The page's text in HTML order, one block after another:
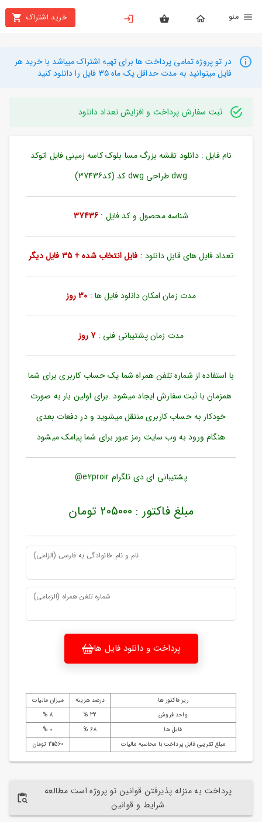
خرید اشتراک
بستن
محصولات
تهیه
راهنما
دانلود
ورود
به
بازیابی
رمز
مندی
ها
در تو پروژه تمامی پرداخت ها برای تهیه اشتراک میباشد با خرید هر
فایل میتوانید به مدت حداقل یک ماه 35 فایل را دانلود کنید
ثبت سفارش پرداخت و افزایش تعداد دانلود
نام فایل : دانلود نقشه بزرگ مسا بلوک کاسه زمینی فایل اتوکد
dwg طراحی dwg کد (کد37436)
شناسه محصول و کد فایل : 37436
تعداد فایل های قابل دانلود : فایل انتخاب شده + 35 فایل دیگر
مدت زمان امکان دانلود فایل ها : 30 روز
مدت زمان پشتیبانی فنی :7 روز
با استفاده از شماره تلفن همراه شما یک حساب کاربری برای شما
همزمان با ثبت سفارش ایجاد میشود .برای اولین بار به صورت
خودکار به حساب کاربری منتقل میشوید و در دفعات بعدی
هنگام ورود به وب سایت رمز عبور برای شما پیامک میشود
پشتیبانی ای دی تلگرام e2proir@
مبلغ فاکتور : 205000 تومان
نام و نام خانوادگی به فارسی (الزامی)
شماره تلفن همراه (الزمامی)
پرداخت و دانلود فایل ها
ریز فاکتور ها درصد هزینه
میزان مالیات
واحد فروش
32 %
8 %
فایل ها
68 %
0 %
مبلغ تقریبی قابل پرداخت با محاسبه مالیات
211560 تومان
پرداخت به منزله پذیرفتن قوانین تو پروژه است مطالعه
شرایط و قوانین